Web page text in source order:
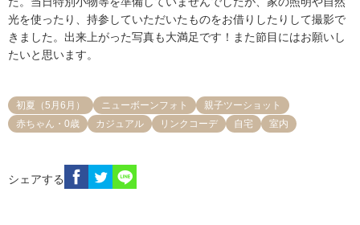
光を使ったり、持参していただいたものをお借りしたりして撮影で
きました。出来上がった写真も大満足です！また節目にはお願いし
たいと思います。
初夏（5月6月） ニューボーンフォト
親子ツーショット
赤ちゃん・0歳
カジュアル リンクコーデ 自宅 室内
シェアする